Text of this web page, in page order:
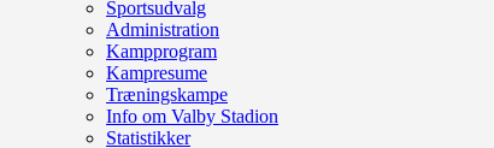
Sportsudvalg
Administration
Kampprogram
Kampresume
Træningskampe
Info om Valby Stadion
Statistikker